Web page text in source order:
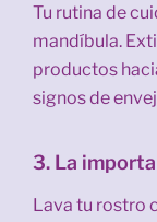
Tu rutina de
mandíbula.
productos
signos de
3. La
Lava tu rostro